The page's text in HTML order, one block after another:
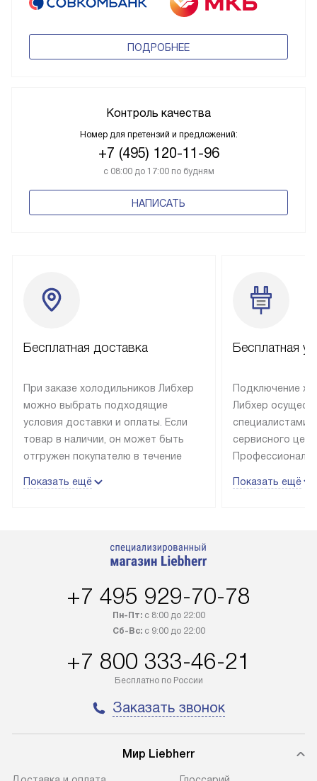
ПОДРОБНЕЕ
Контроль качества
Номер для претензий и предложений:
+7 (495) 120-11-96
с 08:00 до 17:00 по будням
НАПИСАТЬ
Бесплатная доставка
При заказе холодильников Либхер
можно выбрать подходящие
условия доставки и оплаты. Если
товар в наличии, он может быть
отгружен покупателю в течение
лейблом доставляется бесплатно
Показать ещё
Бесплатная
Подключение
Либхер
специалистами
сервисного
эксплуатации
Показать ещё
+7 495 929-70-78
Пн-Пт:с 8:00 до 22:00
Сб-Вс:с 9:00 до 22:00
+7 800 333-46-21
Бесплатно по России
Заказать звонок
Мир Liebherr